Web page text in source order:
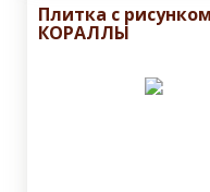
Плитка с
КОРАЛЛЫ